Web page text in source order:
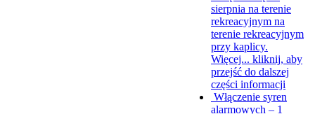
sierpnia na terenie
rekreacyjnym na
terenie rekreacyjnym
przy kaplicy.
Więcej... kliknij, aby
przejść do dalszej
części informacji
Włączenie syren
alarmowych – 1